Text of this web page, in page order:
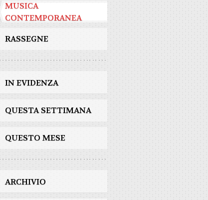
MUSICA
CONTEMPORANEA
RASSEGNE
IN EVIDENZA
QUESTA SETTIMANA
QUESTO MESE
ARCHIVIO